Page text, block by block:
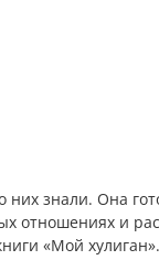
них знали. Она
отношениях и
«Мой хулиган».